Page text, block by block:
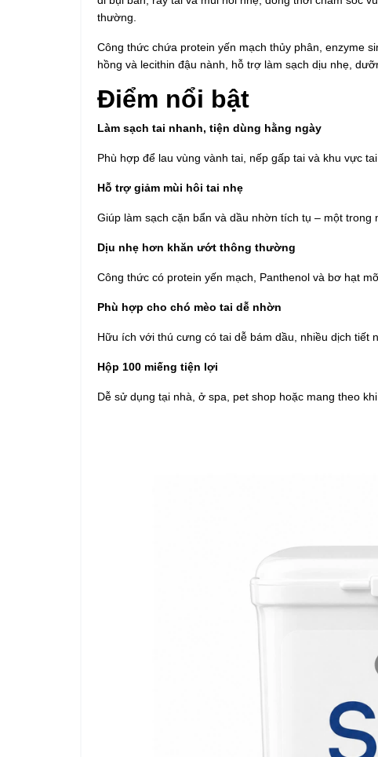
thường.
Công thức chứa protein yến mạch thủy phân, enzyme
hồng và lecithin đậu nành, hỗ trợ làm sạch dịu nhẹ,
Điểm nổi bật
Làm sạch tai nhanh, tiện dùng hằng ngày
Phù hợp để lau vùng vành tai, nếp gấp tai và khu vực
Hỗ trợ giảm mùi hôi tai nhẹ
Giúp làm sạch cặn bẩn và dầu nhờn tích tụ – một trong
Dịu nhẹ hơn khăn ướt thông thường
Công thức có protein yến mạch, Panthenol và bơ hạt
Phù hợp cho chó mèo tai dễ nhờn
Hữu ích với thú cưng có tai dễ bám dầu, nhiều dịch tiết
Hộp 100 miếng tiện lợi
Dễ sử dụng tại nhà, ở spa, pet shop hoặc mang theo khi